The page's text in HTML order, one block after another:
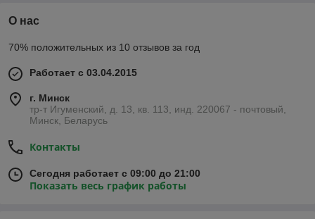
О нас
70% положительных из 10 отзывов за год
Работает с 03.04.2015
г. Минск
тр-т Игуменский, д. 13, кв. 113, инд. 220067 - почтовый,
Минск, Беларусь
Контакты
Сегодня работает с 09:00 до 21:00
Показать весь график работы